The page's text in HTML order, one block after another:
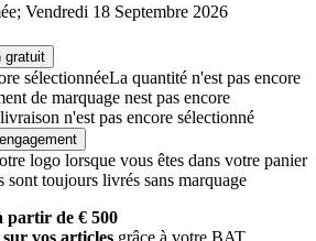
Vendredi 18 Septembre 2026
gratuit
sélectionnéeLa quantité n'est pas encore
de marquage nest pas encore
n'est pas encore sélectionné
logo lorsque vous êtes dans votre panier
sont toujours livrés sans marquage
partir de € 500
vos articles grâce à votre BAT